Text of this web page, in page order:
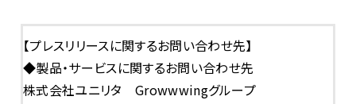
【プレスリリースに関するお問い合わせ先】
◆製品・サービスに関するお問い合わせ先
株式会社ユニリタ Growwwingグループ